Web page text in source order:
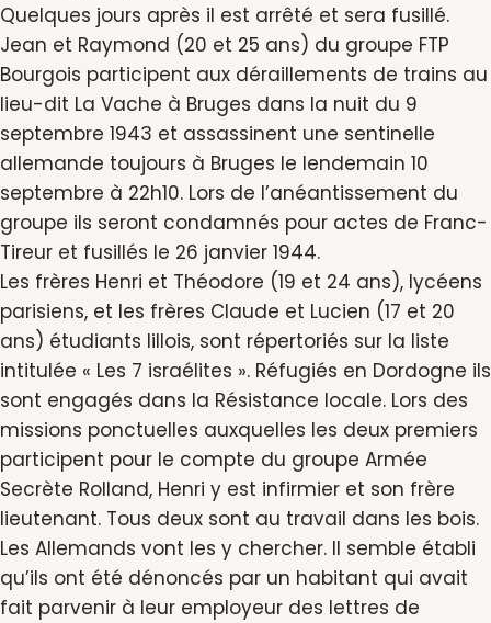
Quelques jours après il est arrêté et sera fusillé.
Jean et Raymond (20 et 25 ans) du groupe FTP
Bourgois participent aux déraillements de trains au
lieu-dit La Vache à Bruges dans la nuit du 9
septembre 1943 et assassinent une sentinelle
allemande toujours à Bruges le lendemain 10
septembre à 22h10. Lors de l’anéantissement du
groupe ils seront condamnés pour actes de Franc-
Tireur et fusillés le 26 janvier 1944.
Les frères Henri et Théodore (19 et 24 ans), lycéens
parisiens, et les frères Claude et Lucien (17 et 20
ans) étudiants lillois, sont répertoriés sur la liste
intitulée « Les 7 israélites ». Réfugiés en Dordogne ils
sont engagés dans la Résistance locale. Lors des
missions ponctuelles auxquelles les deux premiers
participent pour le compte du groupe Armée
Secrète Rolland, Henri y est infirmier et son frère
lieutenant. Tous deux sont au travail dans les bois.
Les Allemands vont les y chercher. Il semble établi
qu’ils ont été dénoncés par un habitant qui avait
fait parvenir à leur employeur des lettres de